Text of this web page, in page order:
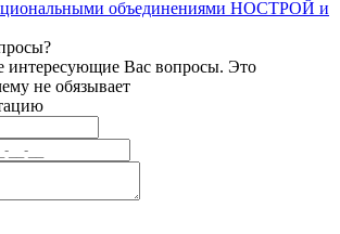
объединениями НОСТРОЙ и
интересующие Вас вопросы. Это
не обязывает